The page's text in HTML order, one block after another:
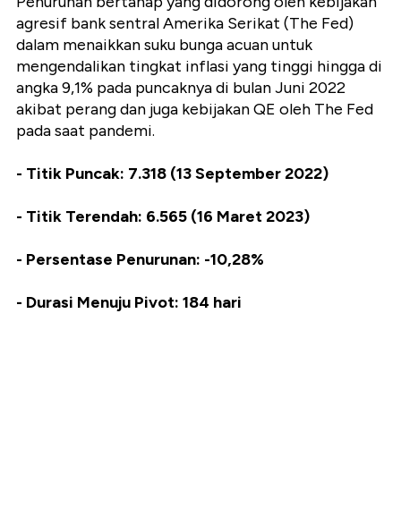
agresif bank sentral Amerika Serikat (The Fed)
dalam menaikkan suku bunga acuan untuk
mengendalikan tingkat inflasi yang tinggi hingga di
angka 9,1% pada puncaknya di bulan Juni 2022
akibat perang dan juga kebijakan QE oleh The Fed
pada saat pandemi.
- Titik Puncak: 7.318 (13 September 2022)
- Titik Terendah: 6.565 (16 Maret 2023)
- Persentase Penurunan: -10,28%
- Durasi Menuju Pivot: 184 hari